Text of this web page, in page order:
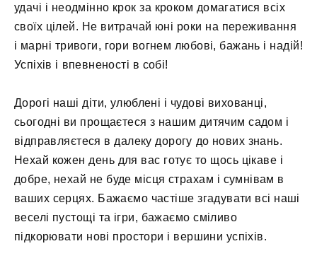
удачі і неодмінно крок за кроком домагатися всіх
своїх цілей. Не витрачай юні роки на переживання
і марні тривоги, гори вогнем любові, бажань і надій!
Успіхів і впевненості в собі!
Дорогі наші діти, улюблені і чудові вихованці,
сьогодні ви прощаєтеся з нашим дитячим садом і
відправляєтеся в далеку дорогу до нових знань.
Нехай кожен день для вас готує то щось цікаве і
добре, нехай не буде місця страхам і сумнівам в
ваших серцях. Бажаємо частіше згадувати всі наші
веселі пустощі та ігри, бажаємо сміливо
підкорювати нові простори і вершини успіхів.